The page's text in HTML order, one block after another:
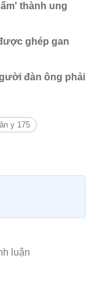
thành ung
ghép gan
đàn ông phải
y 175